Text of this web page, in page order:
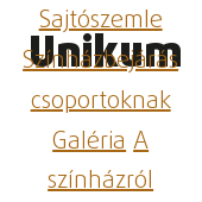
Sajtószemle
Színházbejárás
csoportoknak
GalériaA
színházról
Unikum